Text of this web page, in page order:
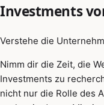
Investments
Verstehe die
Nimm dir die Zeit, die
Investments zu
nicht nur die Rolle des